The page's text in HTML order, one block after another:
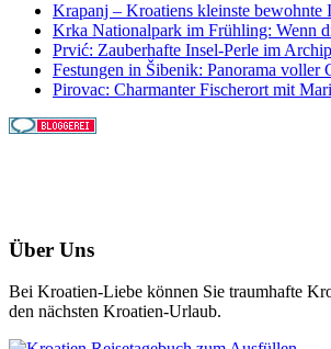
Krapanj – Kroatiens kleinste bewohnte
Krka Nationalpark im Frühling: Wenn
Prvić: Zauberhafte Insel-Perle im
Festungen in Šibenik: Panorama voller
Pirovac: Charmanter Fischerort mit
Über Uns
Bei Kroatien-Liebe können Sie traumhafte
den nächsten Kroatien-Urlaub.